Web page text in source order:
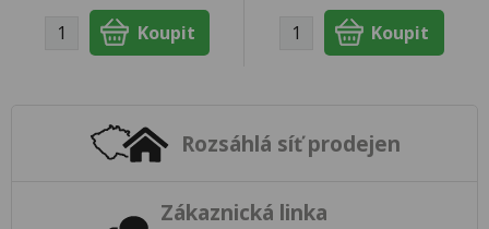
Rozsáhlá síť prodejen
Zákaznická linka